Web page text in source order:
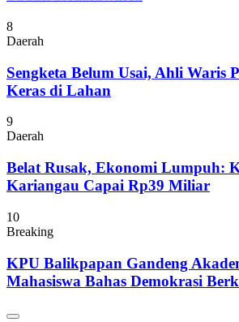
8
Daerah
Sengketa Belum Usai, Ahli Waris
Keras di Lahan
9
Daerah
Belat Rusak, Ekonomi Lumpuh:
Kariangau Capai Rp39 Miliar
10
Breaking
KPU Balikpapan Gandeng
Mahasiswa Bahas Demokrasi